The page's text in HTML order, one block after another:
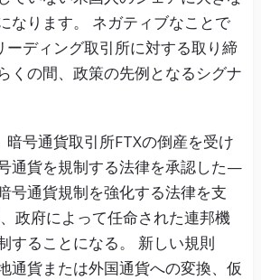
なります。 ネガティブなことで
ーディング取引所に対する取り締
くの間、政策の先例となるシグナ
号通貨取引所FTXの倒産を受け
通貨を規制する法律を承認した—
号通貨規制を強化する法律を支
政府によって任命された連邦機
することになる。 新しい規則
通貨または外国通貨への変換、仮